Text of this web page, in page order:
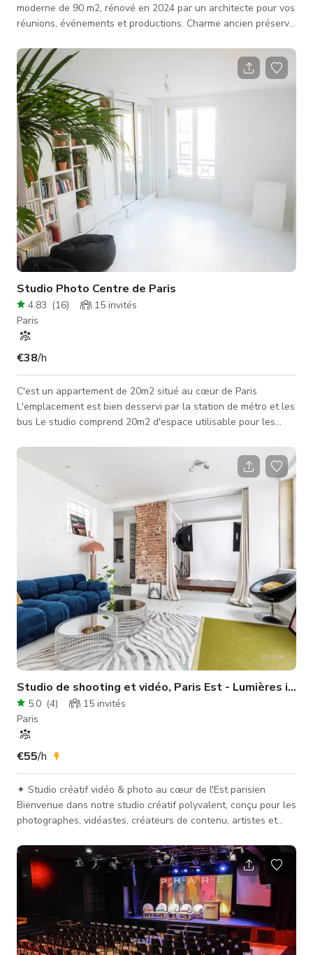
moderne de 90 m2, rénové en 2024 par un architecte pour vos
réunions, événements et productions. Charme ancien préservé
d'époque. Au 3ème étage avec ascenseur. Très lumineux et
traversant, avec un balcon longeant le salon. Salon (21m2)
ouvert sur la salle à manger (17m2), 2 chambres, cuisine avec
plan de travail en travertin italien, salle de bain, balcon et
belle vue dégag
Studio Photo Centre de Paris
4.83 (16) 15 invités
Paris
€38/h
C'est un appartement de 20m2 situé au cœur de Paris
L'emplacement est bien desservi par la station de métro et les
bus Le studio comprend 20m2 d'espace utilisable pour les
livres d'artistes, un grand espace blanc pour photographier et
filmer vos clients. Il comprend 20m2 de cyclo blanc + 1 lumière
Aputure 600D + lumière Amaran 300C + cube blanc +
trépieds + micro Rode USB + 1 défroisseur + 2 sièges noirs
Généralement, le studio
Studio de shooting et vidéo, Paris Est - Lumières incluses
5.0 (4) 15 invités
Paris
€55/h
✦ Studio créatif vidéo & photo au cœur de l'Est parisien
Bienvenue dans notre studio créatif polyvalent, conçu pour les
photographes, vidéastes, créateurs de contenu, artistes et
entièrement équipé pour donner vie à vos projets visuels —
que vous ayez besoin d'un studio photo à Paris, d'un lieu de
tournage vidéo, d'un espace pour des interviews ou des
castings. Idéal pour : • Photographie lifestyle, portrait, e-co